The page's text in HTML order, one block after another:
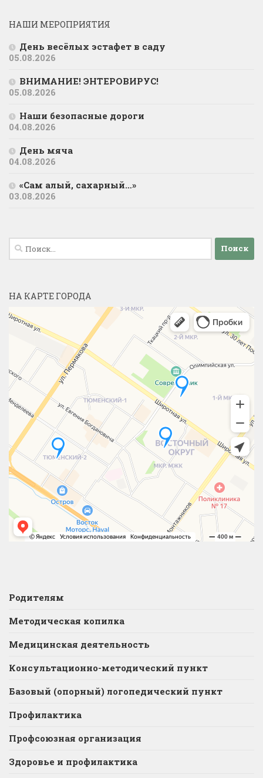
НАШИ МЕРОПРИЯТИЯ
День весёлых эстафет в саду
05.08.2026
ВНИМАНИЕ! ЭНТЕРОВИРУС!
05.08.2026
Наши безопасные дороги
04.08.2026
День мяча
04.08.2026
«Сам алый, сахарный…»
03.08.2026
Найти:
НА КАРТЕ ГОРОДА
Родителям
Методическая копилка
Медицинская деятельность
Консультационно-методический пункт
Базовый (опорный) логопедический пункт
Профилактика
Профсоюзная организация
Здоровье и профилактика